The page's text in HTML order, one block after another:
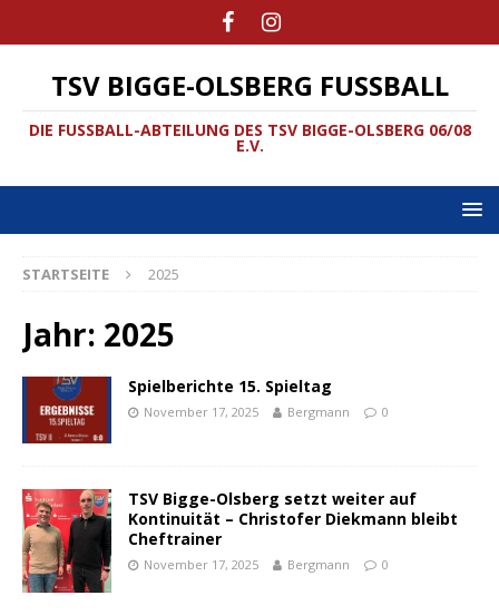
TSV BIGGE-OLSBERG FUSSBALL
DIE FUSSBALL-ABTEILUNG DES TSV BIGGE-OLSBERG 06/08
E.V.
STARTSEITE 2025
Jahr: 2025
Spielberichte 15. Spieltag
November 17, 2025 Bergmann 0
TSV Bigge-Olsberg setzt weiter auf
Kontinuität – Christofer Diekmann bleibt
Cheftrainer
November 17, 2025 Bergmann 0